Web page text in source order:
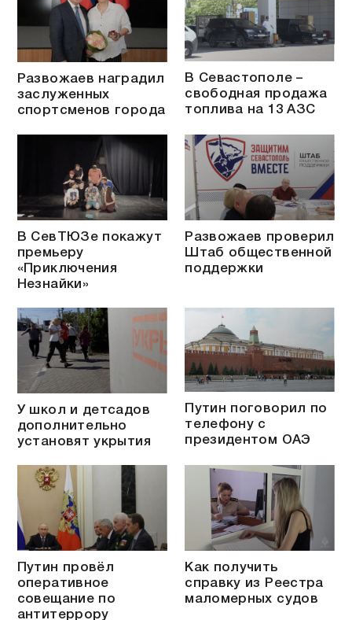
Развожаев наградил
заслуженных
спортсменов города
В Севастополе –
свободная продажа
топлива на 13 АЗС
В СевТЮЗе покажут
премьеру
«Приключения
Незнайки»
Развожаев проверил
Штаб общественной
поддержки
У школ и детсадов
дополнительно
установят укрытия
Путин поговорил по
телефону с
президентом ОАЭ
Путин провёл
оперативное
совещание по
антитеррору
Как получить
справку из Реестра
маломерных судов